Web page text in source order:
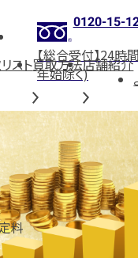
0120-15-
【総合受付】24時
年始除く)
スト買取方法店舗紹介